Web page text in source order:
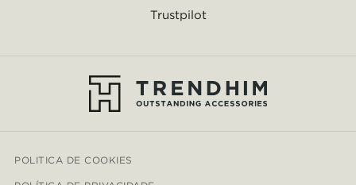
Trustpilot
POLITICA DE COOKIES